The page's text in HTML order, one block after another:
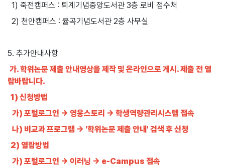
1) 죽전캠퍼스 : 퇴계기념중앙도서관 3층 로비 접수처
2) 천안캠퍼스 : 율곡기념도서관 2층 사무실
5. 추가안내사항
가. 학위논문 제출 안내영상을 제작 및 온라인으로 게시. 제출 전 열
람바랍니다.
1) 신청방법
가) 포털로그인 → 영웅스토리 → 학생역량관리시스템 접속
나) 비교과 프로그램 → '학위논문 제출 안내' 검색 후 신청
2) 열람방법
가) 포털로그인 → 이러닝 → e-Campus 접속